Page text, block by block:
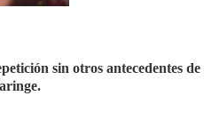
sin otros antecedentes